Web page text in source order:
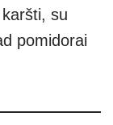
su
pomidorai